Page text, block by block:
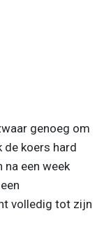
genoeg om
de koers hard
na een week
volledig tot zijn